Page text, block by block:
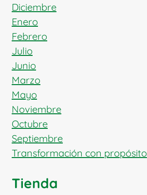
Diciembre
Enero
Febrero
Julio
Junio
Marzo
Mayo
Noviembre
Octubre
Septiembre
Transformación con propósito
Tienda